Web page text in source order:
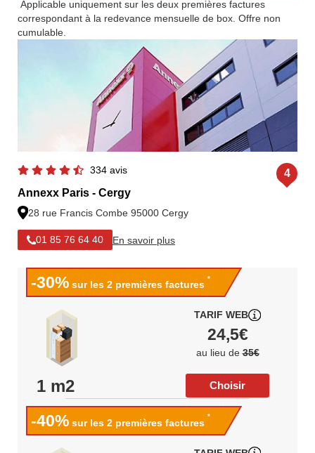
Applicable uniquement sur les deux premières factures
correspondant à la redevance mensuelle de box. Offre non
cumulable.
334 avis
Annexx Paris - Cergy
28 rue Francis Combe 95000 Cergy
01 85 76 64 40 En savoir plus
4
-30% sur les 2 premières factures
*
1 m2
TARIF WEB
24,5€
au lieu de35€
Choisir
-40% sur les 2 premières factures
*